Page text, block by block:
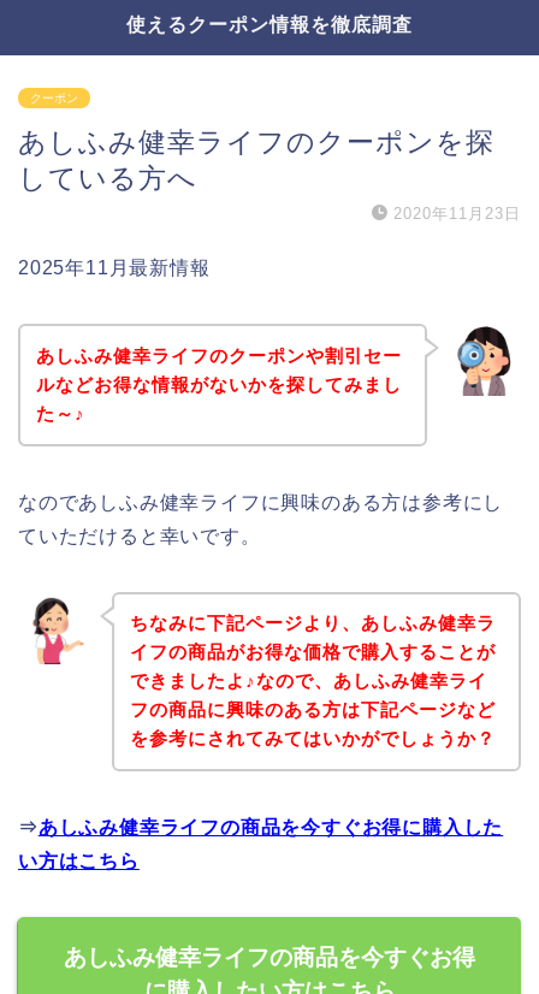
使えるクーポン情報を徹底調査
クーポン
あしふみ健幸ライフのクーポンを探
している方へ
2020年11月23日
2025年11月最新情報
あしふみ健幸ライフのクーポンや割引セー
ルなどお得な情報がないかを探してみまし
た～♪
なのであしふみ健幸ライフに興味のある方は参考にし
ていただけると幸いです。
ちなみに下記ページより、あしふみ健幸ラ
イフの商品がお得な価格で購入することが
できましたよ♪なので、あしふみ健幸ライ
フの商品に興味のある方は下記ページなど
を参考にされてみてはいかがでしょうか？
⇒あしふみ健幸ライフの商品を今すぐお得に購入した
い方はこちら
あしふみ健幸ライフの商品を今すぐお得